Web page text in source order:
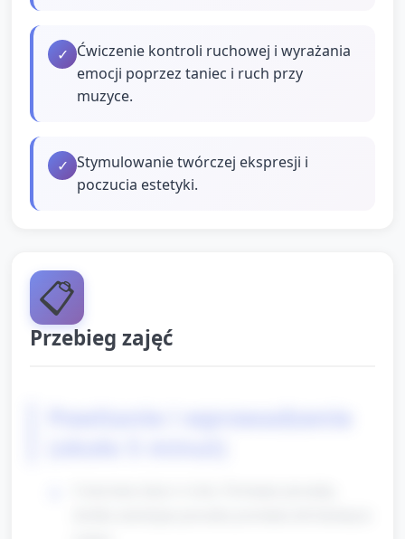
✓ Ćwiczenie kontroli ruchowej i wyrażania
emocji poprzez taniec i ruch przy
muzyce.
✓ Stymulowanie twórczej ekspresji i
poczucia estetyki.
📋
Przebieg zajęć